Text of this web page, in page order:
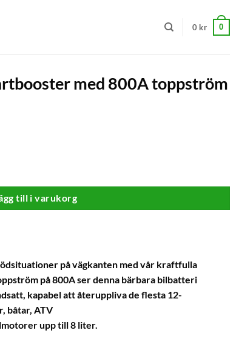
0 kr 0
med 800A toppström
till i varukorg
på vägkanten med vår kraftfulla
på 800A ser denna bärbara bilbatteri
kapabel att återuppliva de flesta 12-
båtar, ATV
upp till 8 liter.